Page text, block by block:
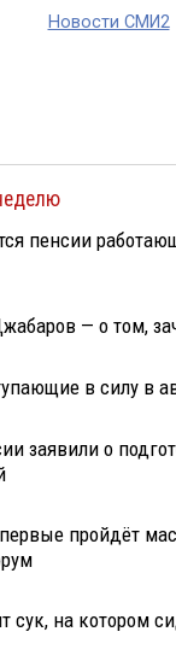
Новости СМИ2
пенсии
— о том,
в силу в
заявили о
пройдёт
сук, на котором